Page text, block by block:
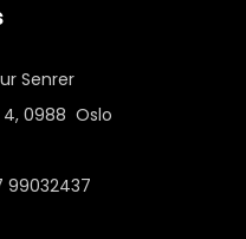
Senrer
4, 0988 Oslo
99032437